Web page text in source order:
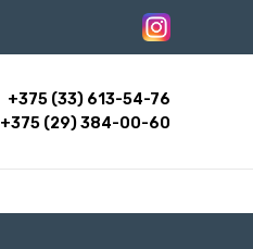
+375 (33) 613-54-76
+375 (29) 384-00-60